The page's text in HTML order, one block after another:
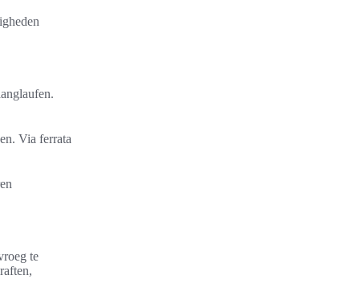
Via ferrata
te